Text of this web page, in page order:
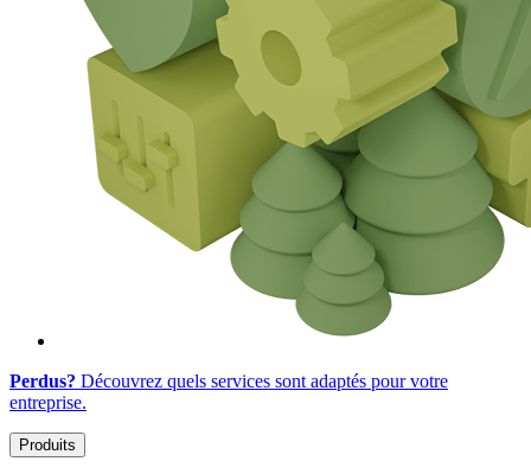
Perdus? Découvrez quels services sont adaptés pour votre
entreprise.
Produits